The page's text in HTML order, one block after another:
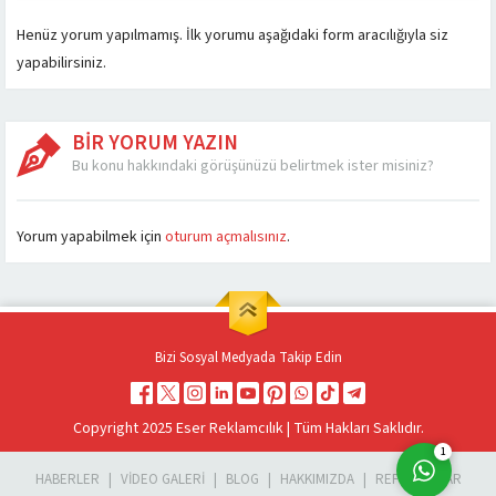
Henüz yorum yapılmamış. İlk yorumu aşağıdaki form aracılığıyla siz
yapabilirsiniz.
BİR YORUM YAZIN
Bu konu hakkındaki görüşünüzü belirtmek ister misiniz?
Yorum yapabilmek için oturum açmalısınız.
Bizi Sosyal Medyada Takip Edin
Copyright 2025 Eser Reklamcılık | Tüm Hakları Saklıdır.
HABERLER VIDEO GALERI BLOG HAKKIMIZDA REFERANSLAR
Cevap Yaz
1